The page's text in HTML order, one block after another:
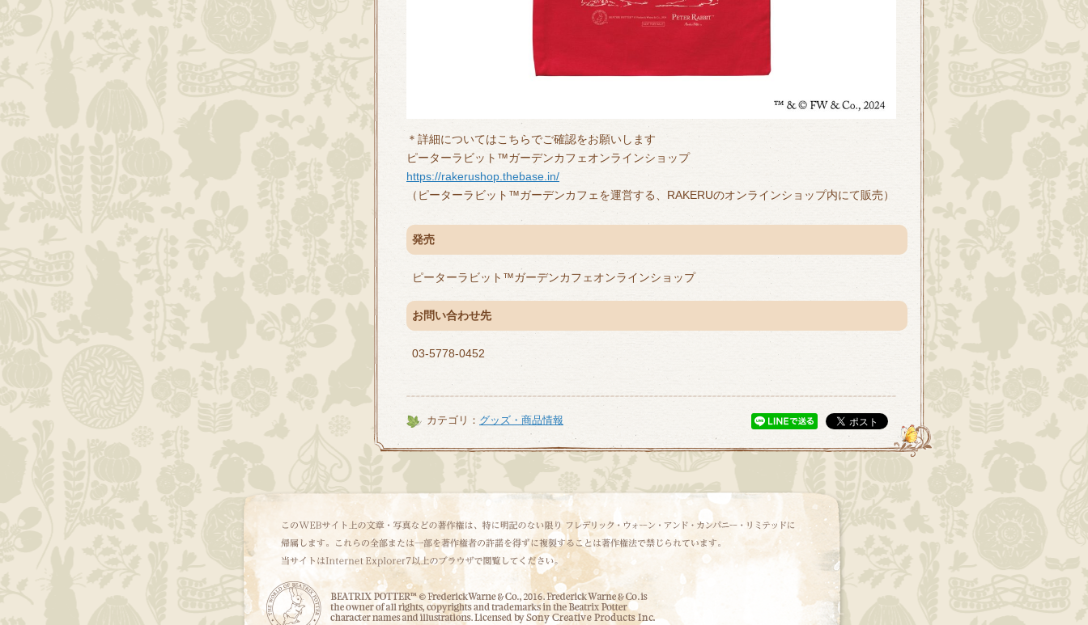
＊詳細についてはこちらでご確認をお願いします
ピーターラビット™ガーデンカフェオンラインショップ
https://rakerushop.thebase.in/
（ピーターラビット™ガーデンカフェを運営する、RAKERUのオンラインショップ内にて販売）
発売
ピーターラビット™ガーデンカフェオンラインショップ
お問い合わせ先
03-5778-0452
カテゴリ： グッズ・商品情報